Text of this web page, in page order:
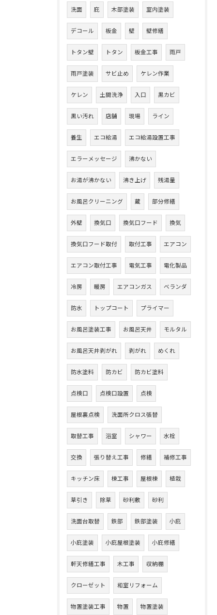
洗面 庇 木部塗装 室内塗装
デコール 板金 壁 壁修繕
トタン壁 トタン 板金工事 雨戸
雨戸塗装 サビ止め ケレン作業
ケレン 土間洗浄 入口 黒カビ
黒い汚れ 店舗 現場 ライン
養生 エコ給湯 エコ給湯設置工事
エラーメッセージ 沸かない
お湯が沸かない 沸き上げ 残湯量
お風呂クリーニング 蔵 部分修繕
外壁 換気口 換気口フード 換気
換気口フード取付 取付工事 エアコン
エアコン取付工事 電気工事 電化製品
冷房 暖房 エアコンガス ベランダ
防水 トップコート プライマー
お風呂塗装工事 お風呂天井 モルタル
お風呂天井剥がれ 剥がれ めくれ
防水塗料 防カビ 防カビ塗料
点検口 点検口設置 点検
屋根裏点検 洗面所クロス張替
取替工事 浴室 シャワー 水栓
交換 張り替え工事 修繕 補修工事
キッチン床 棟工事 屋根棟 植栽
草引き 除草 砂利敷 砂利
洗面台取替 鉄部 鉄部塗装 小庇
小庇塗装 小庇屋根塗装 小庇修繕
軒天修繕工事 木工事 収納棚
クローゼット 和室リフォーム
物置塗装工事 物置 物置塗装